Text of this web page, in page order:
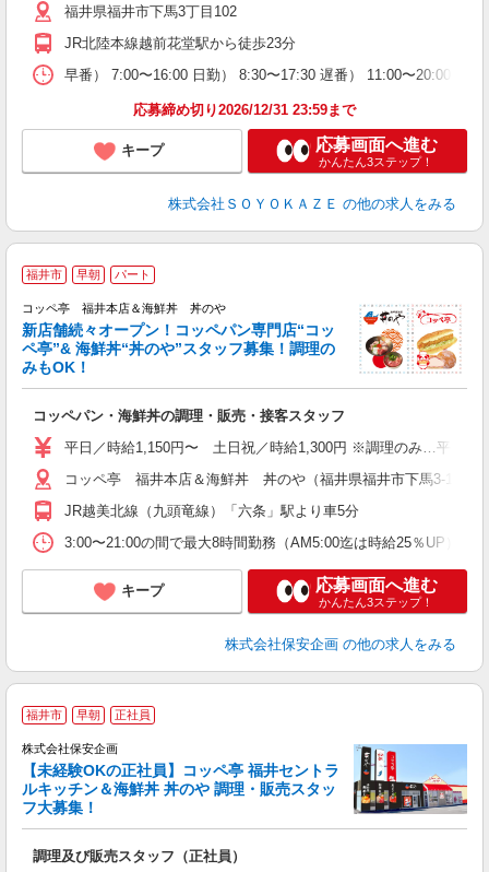
福井県福井市下馬3丁目102
JR北陸本線越前花堂駅から徒歩23分
早番） 7:00〜16:00 日勤） 8:30〜17:30 遅番） 11:00〜20:00 準
応募締め切り2026/12/31 23:59まで
キープ 応募画面へ進む
かんたん3ステップ！
株式会社ＳＯＹＯＫＡＺＥ の他の求人をみる
福井市 早朝 パート
コッペ亭 福井本店＆海鮮丼 丼のや
新店舗続々オープン！コッペパン専門店“コッ
ペ亭”& 海鮮丼“丼のや”スタッフ募集！調理の
みもOK！
コッペパン・海鮮丼の調理・販売・接客スタッフ
平日／時給1,150円〜 土日祝／時給1,300円 ※調理のみ…平日／
コッペ亭 福井本店＆海鮮丼 丼のや（福井県福井市下馬3-1601）
JR越美北線（九頭竜線）「六条」駅より車5分
3:00〜21:00の間で最大8時間勤務（AM5:00迄は時給25％UP）
キープ 応募画面へ進む
かんたん3ステップ！
株式会社保安企画 の他の求人をみる
福井市 早朝 正社員
株式会社保安企画
【未経験OKの正社員】コッペ亭 福井セントラ
ルキッチン＆海鮮丼 丼のや 調理・販売スタッ
フ大募集！
調理及び販売スタッフ（正社員）